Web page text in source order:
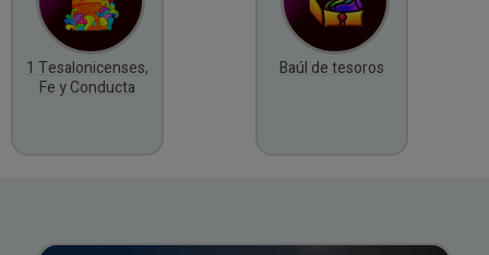
1 Tesalonicenses,
Fe y Conducta
Baúl de tesoros